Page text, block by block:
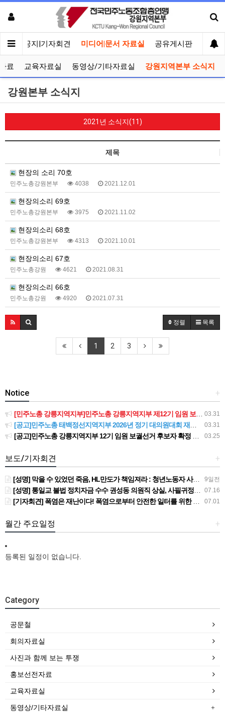
인 공지|기자회견 미디어|문서 자료실 공유게시판 선거
료 교육자료실 동영상/기타자료실 강원지역본부 소식지
강원본부 소식지
2021년 소식지(11)
제목
현장의 소리 70호
민주노총강원본부 4038 2021.12.01
현장의소리 69호
민주노총강원본부 3975 2021.11.02
현장의소리 68호
민주노총강원본부 4313 2021.10.01
현장의소리 67호
민주노총강원 4621 2021.08.31
현장의소리 66호
민주노총강원 4920 2021.07.31
정렬 목록
1 2 3
+
Notice
03.31
[민주노총 강릉지역지부]민주노총 강릉지역지부 제12기 임원 보궐선거결과 공고
03.31
[공고]민주노총 태백정선지역지부 2026년 정기 대의원대회 재소집 건
03.25
[공고]민주노총 강릉지역지부 12기 임원 보궐선거 후보자 확정 공고
+
보도/기자회견
9일전
[성명] 막을 수 있었던 죽음, HL만도가 책임져라 : 청년노동자 사망사고의 철저한 진상규명과 재발방지 대책 마련하라
07.16
[성명] 통일교 불법 정치자금 수수 권성동 의원직 상실, 사필귀정이다
07.01
[기자회견] 폭염은 재난이다! 폭염으로부터 안전한 일터를 위한 민주노총 강원지역본부 폭염감시단 선포 기자회견
+
월간 주요일정
등록된 일정이 없습니다.
Category
공문철
회의자료실
사진과 함께 보는 투쟁
홍보선전자료
교육자료실
동영상/기타자료실